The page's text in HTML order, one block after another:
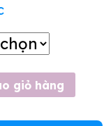
giỏ hàng